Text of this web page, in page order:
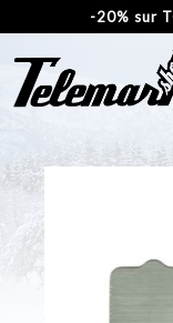
-20% sur